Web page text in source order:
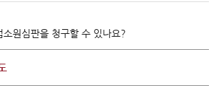
소원심판을 청구할 수 있나요?